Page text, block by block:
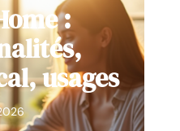
:
usages